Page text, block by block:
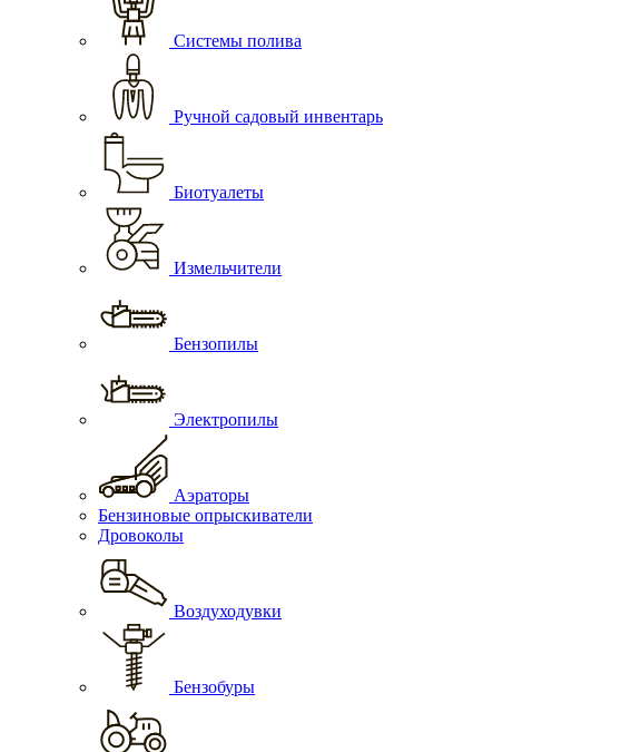
Системы полива
Ручной садовый инвентарь
Биотуалеты
Измельчители
Бензопилы
Электропилы
Аэраторы
Бензиновые опрыскиватели
Дровоколы
Воздуходувки
Бензобуры